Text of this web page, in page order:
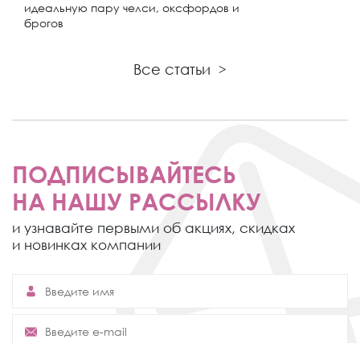
идеальную пару челси, оксфордов и
брогов
Все статьи >
ПОДПИСЫВАЙТЕСЬ
НА НАШУ РАССЫЛКУ
и узнавайте первыми об акциях, скидках
и новинках компании